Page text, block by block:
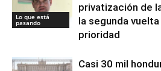
Lo que está
pasando
privatización de
la segunda
prioridad
Casi 30 mil